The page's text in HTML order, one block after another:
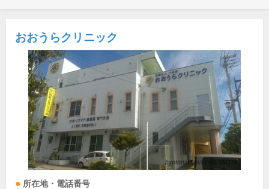
おおうらクリニック
所在地・電話番号